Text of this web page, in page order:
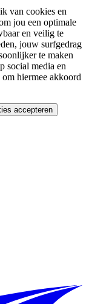
van cookies en
jou een optimale
en veilig te
jouw surfgedrag
te maken
social media en
hiermee akkoord
accepteren